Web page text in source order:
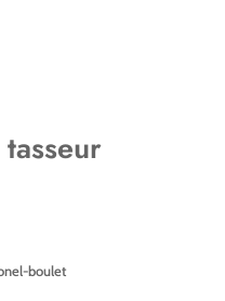
boulet